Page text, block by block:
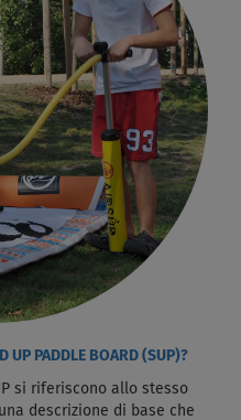
UP PADDLE BOARD (SUP)?
si riferiscono allo stesso
descrizione di base che